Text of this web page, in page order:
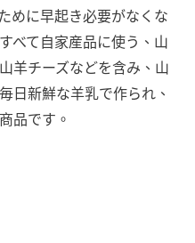
めに早起き必要がなくな
べて自家産品に使う、山
羊チーズなどを含み、山
日新鮮な羊乳で作られ、
品です。